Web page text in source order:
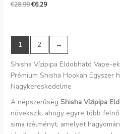
€28.99€6.29
1 2 →
Shisha Vízipipa Eldobható Vape-ek
Prémium Shisha Hookah Egyszer
Nagykereskedelme
A népszerűség Shisha Vízipipa
növekszik, ahogy egyre több
sima ízélményt, amelyet